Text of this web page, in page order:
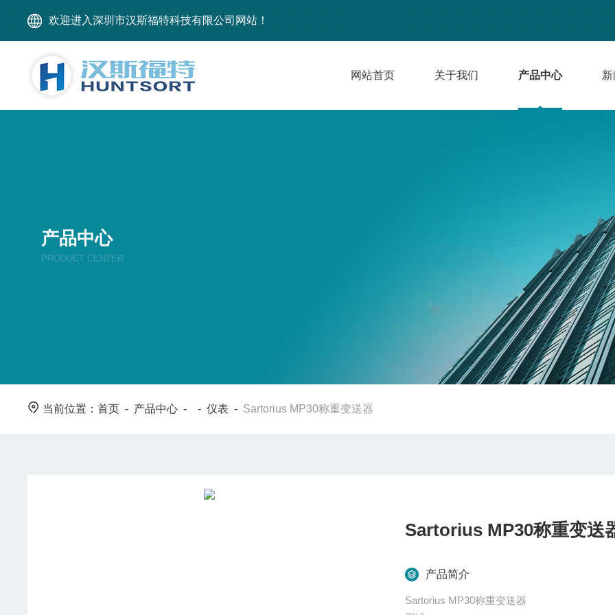
欢迎进入深圳市汉斯福特科技有限公司网站！
网站首页 关于我们 产品中心
产品中心
PRODUCT CENTER
当前位置：首页 - 产品中心 - -仪表 - Sartorius MP30称重变送器
Sartorius MP30称重变送
产品简介
Sartorius MP30称重变送器